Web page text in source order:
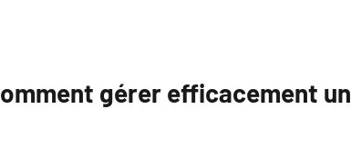
gérer efficacement un